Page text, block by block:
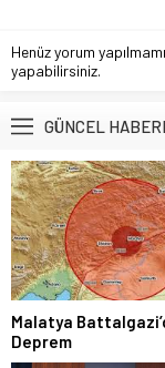
Henüz yorum
yapabilirsiniz.
GÜNCEL
Malatya
Deprem